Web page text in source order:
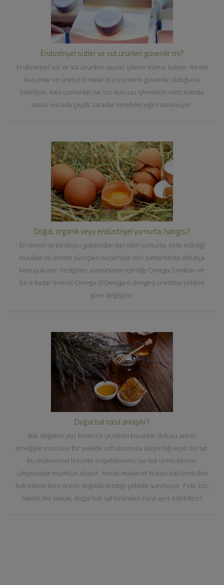
Endüstriyel sütler ve süt ürünleri güvenilir mi?
Endüstriyel süt ve süt ürünleri sayısız işleme maruz kalıyor. Resmi
kurumlar ve üretici firmalar bu ürünlerin güvenilir olduğunu
belirtiyor. Kimi uzmanlar ise söz konusu işlemlerin neticesinde
sütün vücuda çeşitli zararlar verebileceğini savunuyor.
Doğal, organik veya endüstriyel yumurta, hangisi?
En temel ve besleyici gıdalardan biri olan yumurta, elde edildiği
tavuklar ve üretim süreçleri nedeniyle son zamanlarda oldukça
konuşuluyor. Yediğimiz yumurtanın içerdiği Omega-3 miktarı ve
bir o kadar önemli Omega-3/Omega-6 dengesi üretilme şekline
göre değişiyor.
Doğal bal nasıl anlaşılır?
Bal, doğanın yüz binlerce çiçekten kovanlar dolusu arının
emeğiyle mucizevi bir şekilde sofralarımıza ulaştırdığı eşsiz bir tat.
Bu mükemmel lezzete erişebilmemiz ise bal üreticilerinin
çalışmasıyla mümkün oluyor. Ancak maalesef bütün bal üreticileri
balı tüketicilere arının doğada ürettiği şekilde sunmuyor. Peki, biz,
tüketiciler olarak, doğal balı sahtesinden nasıl ayırt edebiliriz?